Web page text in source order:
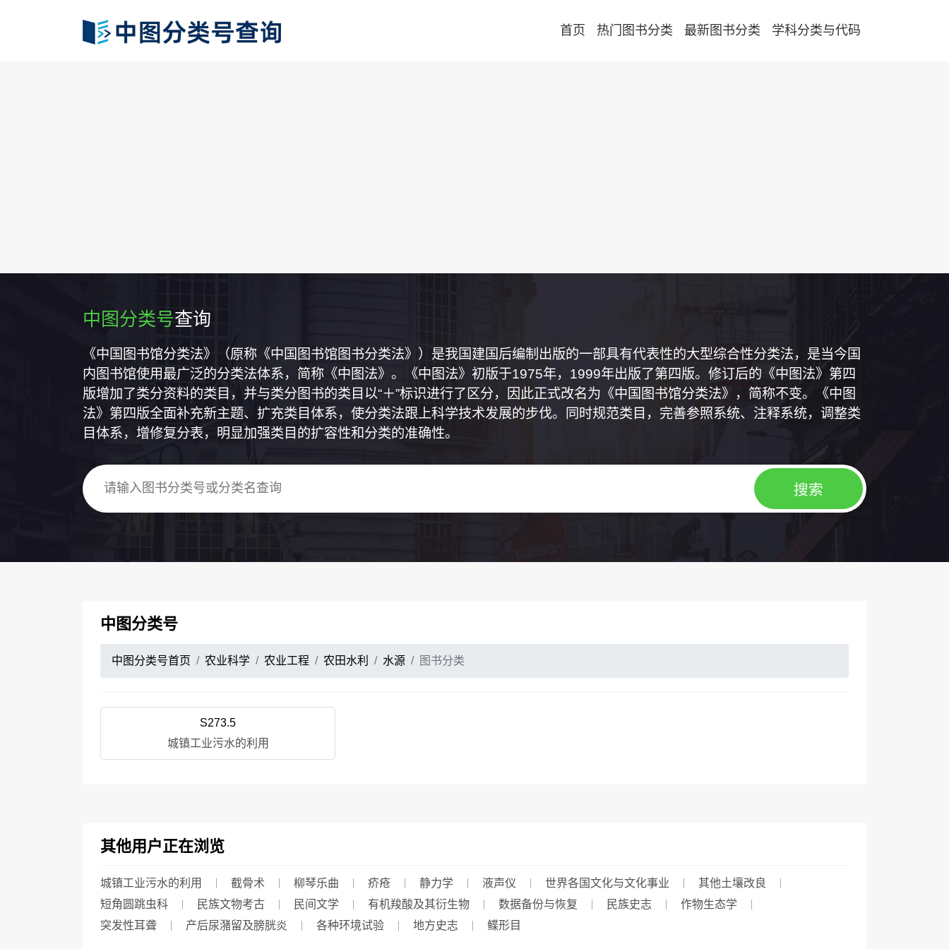
首页 热门图书分类 最新图书分类 学科分类与代码
中图分类号查询
《中国图书馆分类法》（原称《中国图书馆图书分类法》）是我国建国后编制出版的一部具有代表性的大型综合性分类法，是当今国
内图书馆使用最广泛的分类法体系，简称《中图法》。《中图法》初版于1975年，1999年出版了第四版。修订后的《中图法》第四
版增加了类分资料的类目，并与类分图书的类目以“＋”标识进行了区分，因此正式改名为《中国图书馆分类法》，简称不变。《中图
法》第四版全面补充新主题、扩充类目体系，使分类法跟上科学技术发展的步伐。同时规范类目，完善参照系统、注释系统，调整类
目体系，增修复分表，明显加强类目的扩容性和分类的准确性。
中图分类号
中图分类号首页 农业科学 农业工程 农田水利 水源 图书分类
S273.5
城镇工业污水的利用
其他用户正在浏览
城镇工业污水的利用 截骨术 柳琴乐曲 疥疮 静力学 液声仪 世界各国文化与文化事业
其他土壤改良
短角圆跳虫科
民族文物考古 民间文学 有机羧酸及其衍生物 数据备份与恢复 民族史志
作物生态学
突发性耳聋
产后尿潴留及膀胱炎 各种环境试验 地方史志 鲽形目